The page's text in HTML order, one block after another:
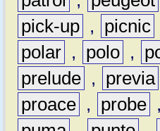
pick-up , picnic
polar , polo ,
prelude , previa
proace , probe ,